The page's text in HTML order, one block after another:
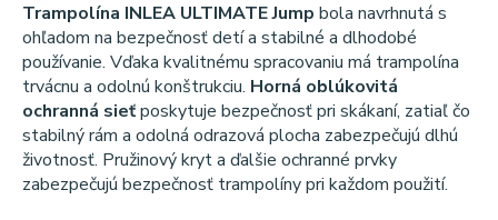
Trampolína INLEA ULTIMATE Jump bola navrhnutá s
ohľadom na bezpečnosť detí a stabilné a dlhodobé
používanie. Vďaka kvalitnému spracovaniu má trampolína
trvácnu a odolnú konštrukciu. Horná oblúkovitá
ochranná sieťposkytuje bezpečnosť pri skákaní, zatiaľ čo
stabilný rám a odolná odrazová plocha zabezpečujú dlhú
životnosť. Pružinový kryt a ďalšie ochranné prvky
zabezpečujú bezpečnosť trampolíny pri každom použití.